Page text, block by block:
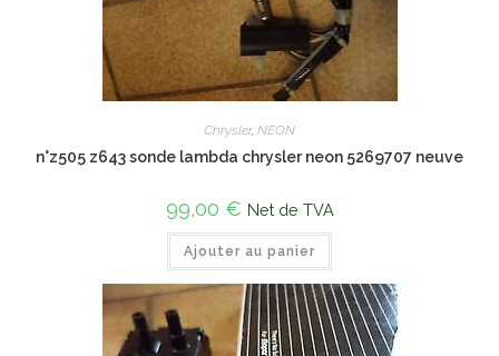
Chrysler, NEON
n°z505 z643 sonde lambda chrysler neon 5269707 neuve
99,00 € Net de TVA
Ajouter au panier